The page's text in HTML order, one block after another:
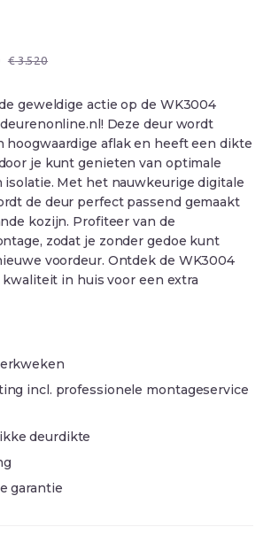
€3.520
geweldige actie op de WK3004
Deze deur wordt
hoogwaardige aflak en heeft een dikte
je kunt genieten van optimale
isolatie. Met het nauwkeurige digitale
de deur perfect passend gemaakt
kozijn. Profiteer van de
zodat je zonder gedoe kunt
voordeur. Ontdek de WK3004
kwaliteit in huis voor een extra
incl. professionele montageservice
deurdikte
garantie